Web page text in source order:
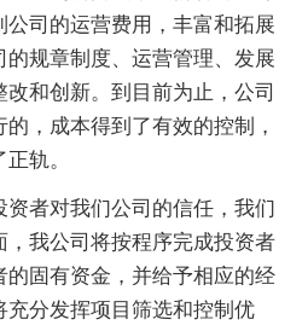
司的运营费用，丰富和拓展
规章制度、运营管理、发展
和创新。到目前为止，公司
，成本得到了有效的控制，
轨。
资者对我们公司的信任，我们
我公司将按程序完成投资者
的固有资金，并给予相应的经
分发挥项目筛选和控制优